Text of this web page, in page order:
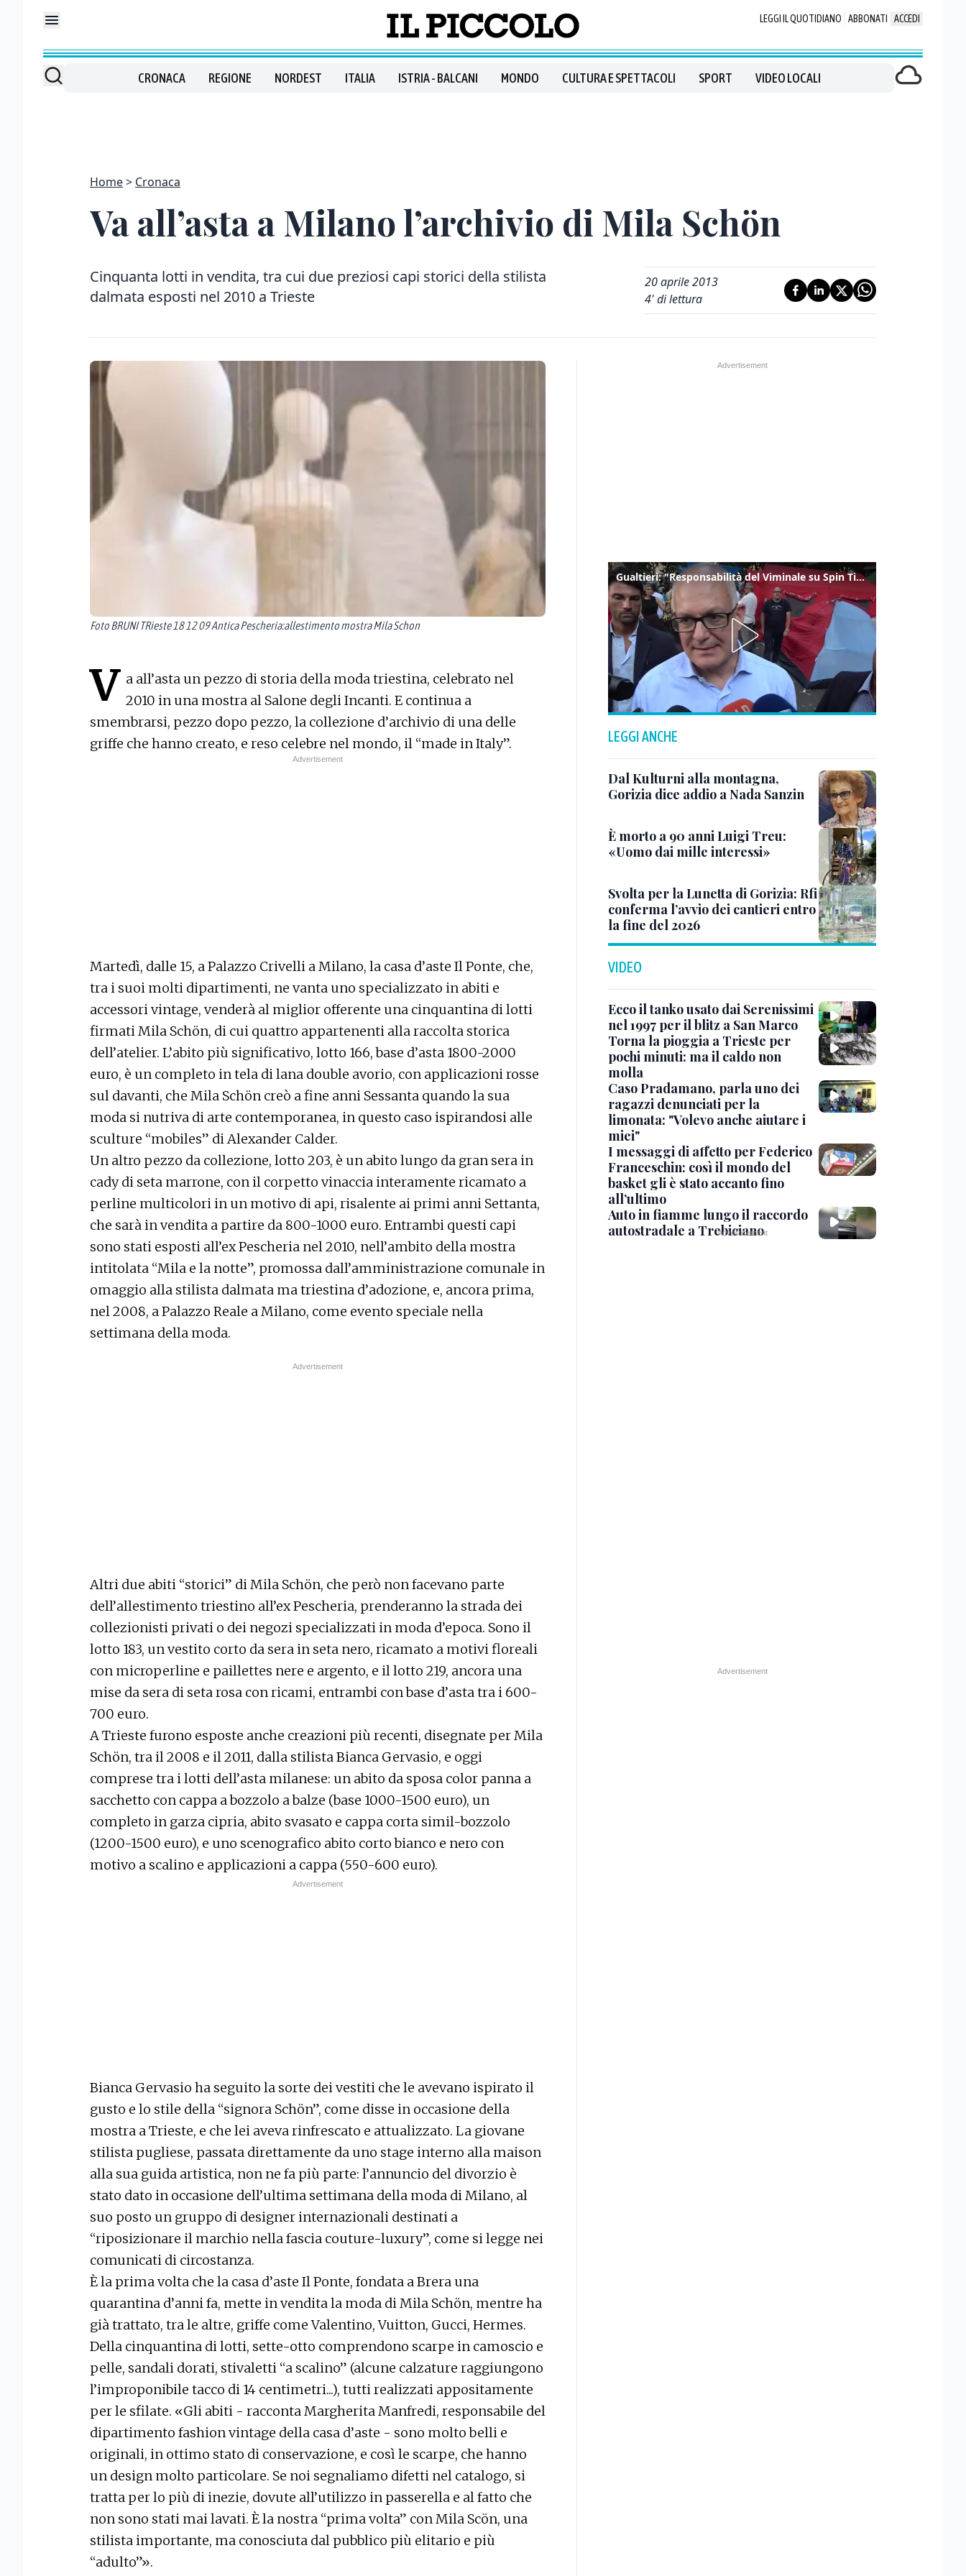
LEGGI IL QUOTIDIANO ABBONATI ACCEDI
CRONACA REGIONE NORDEST ITALIA ISTRIA - BALCANI MONDO CULTURA E SPETTACOLI SPORT VIDEO LOCALI
Home Cronaca
Va all’asta a Milano l’archivio di Mila Schön
Cinquanta lotti in vendita, tra cui due preziosi capi storici della stilista
dalmata esposti nel 2010 a Trieste
20 aprile 2013
4' di lettura
Foto BRUNI TRieste 18 12 09 Antica Pescheria:allestimento mostra Mila Schon
V a all’asta un pezzo di storia della moda triestina, celebrato nel
2010 in una mostra al Salone degli Incanti. E continua a
smembrarsi, pezzo dopo pezzo, la collezione d’archivio di una delle
griffe che hanno creato, e reso celebre nel mondo, il “made in Italy”.
Martedì, dalle 15, a Palazzo Crivelli a Milano, la casa d’aste Il Ponte, che,
tra i suoi molti dipartimenti, ne vanta uno specializzato in abiti e
accessori vintage, venderà al miglior offerente una cinquantina di lotti
firmati Mila Schön, di cui quattro appartenenti alla raccolta storica
dell’atelier. L’abito più significativo, lotto 166, base d’asta 1800-2000
euro, è un completo in tela di lana double avorio, con applicazioni rosse
sul davanti, che Mila Schön creò a fine anni Sessanta quando la sua
moda si nutriva di arte contemporanea, in questo caso ispirandosi alle
sculture “mobiles” di Alexander Calder.
Un altro pezzo da collezione, lotto 203, è un abito lungo da gran sera in
cady di seta marrone, con il corpetto vinaccia interamente ricamato a
perline multicolori in un motivo di api, risalente ai primi anni Settanta,
che sarà in vendita a partire da 800-1000 euro. Entrambi questi capi
sono stati esposti all’ex Pescheria nel 2010, nell’ambito della mostra
intitolata “Mila e la notte”, promossa dall’amministrazione comunale in
omaggio alla stilista dalmata ma triestina d’adozione, e, ancora prima,
nel 2008, a Palazzo Reale a Milano, come evento speciale nella
settimana della moda.
Altri due abiti “storici” di Mila Schön, che però non facevano parte
dell’allestimento triestino all’ex Pescheria, prenderanno la strada dei
collezionisti privati o dei negozi specializzati in moda d’epoca. Sono il
lotto 183, un vestito corto da sera in seta nero, ricamato a motivi floreali
con microperline e paillettes nere e argento, e il lotto 219, ancora una
mise da sera di seta rosa con ricami, entrambi con base d’asta tra i 600-
700 euro.
A Trieste furono esposte anche creazioni più recenti, disegnate per Mila
Schön, tra il 2008 e il 2011, dalla stilista Bianca Gervasio, e oggi
comprese tra i lotti dell’asta milanese: un abito da sposa color panna a
sacchetto con cappa a bozzolo a balze (base 1000-1500 euro), un
completo in garza cipria, abito svasato e cappa corta simil-bozzolo
(1200-1500 euro), e uno scenografico abito corto bianco e nero con
motivo a scalino e applicazioni a cappa (550-600 euro).
Bianca Gervasio ha seguito la sorte dei vestiti che le avevano ispirato il
gusto e lo stile della “signora Schön”, come disse in occasione della
mostra a Trieste, e che lei aveva rinfrescato e attualizzato. La giovane
stilista pugliese, passata direttamente da uno stage interno alla maison
alla sua guida artistica, non ne fa più parte: l’annuncio del divorzio è
stato dato in occasione dell’ultima settimana della moda di Milano, al
suo posto un gruppo di designer internazionali destinati a
“riposizionare il marchio nella fascia couture-luxury”, come si legge nei
comunicati di circostanza.
È la prima volta che la casa d’aste Il Ponte, fondata a Brera una
quarantina d’anni fa, mette in vendita la moda di Mila Schön, mentre ha
già trattato, tra le altre, griffe come Valentino, Vuitton, Gucci, Hermes.
Della cinquantina di lotti, sette-otto comprendono scarpe in camoscio e
pelle, sandali dorati, stivaletti “a scalino” (alcune calzature raggiungono
l’improponibile tacco di 14 centimetri...), tutti realizzati appositamente
per le sfilate. «Gli abiti - racconta Margherita Manfredi, responsabile del
dipartimento fashion vintage della casa d’aste - sono molto belli e
originali, in ottimo stato di conservazione, e così le scarpe, che hanno
un design molto particolare. Se noi segnaliamo difetti nel catalogo, si
tratta per lo più di inezie, dovute all’utilizzo in passerella e al fatto che
non sono stati mai lavati. È la nostra “prima volta” con Mila Scön, una
stilista importante, ma conosciuta dal pubblico più elitario e più
“adulto”».
Gualtieri: "Responsabilità del Viminale su Spin Time? La posizione dei partiti è nota"
LEGGI ANCHE
Dal Kulturni alla montagna,
Gorizia dice addio a Nada Sanzin
È morto a 90 anni Luigi Treu:
«Uomo dai mille interessi»
Svolta per la Lunetta di Gorizia: Rfi
conferma l’avvio dei cantieri entro
la fine del 2026
VIDEO
Ecco il tanko usato dai Serenissimi
nel 1997 per il blitz a San Marco
Torna la pioggia a Trieste per
pochi minuti: ma il caldo non
molla
Caso Pradamano, parla uno dei
ragazzi denunciati per la
limonata: "Volevo anche aiutare i
miei"
I messaggi di affetto per Federico
Franceschin: così il mondo del
basket gli è stato accanto fino
all’ultimo
Auto in fiamme lungo il raccordo
autostradale a Trebiciano